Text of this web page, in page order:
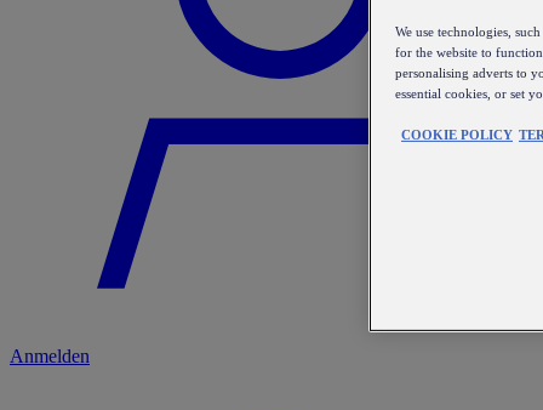
Anmelden
We use technologies,
for the website to
personalising adverts to
essential cookies, or set
COOKIE POLICY